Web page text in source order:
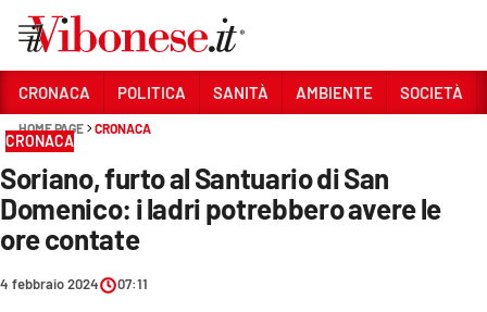
Sezioni
CRONACA
POLITICA
CRONACA POLITICA SANITÀ AMBIENTE SOCIETÀ
HOME PAGE CRONACA
CRONACA
Soriano, furto al Santuario di San
Domenico: i ladri potrebbero avere le
ore contate
4 febbraio 2024 07:11